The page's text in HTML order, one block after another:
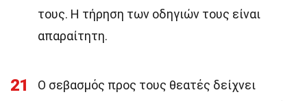
τους. Η τήρηση των οδηγιών τους είναι
απαραίτητη.
21
Ο σεβασμός προς τους θεατές δείχνει